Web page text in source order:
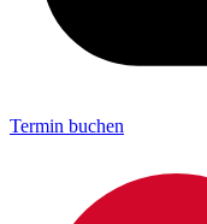
Termin buchen